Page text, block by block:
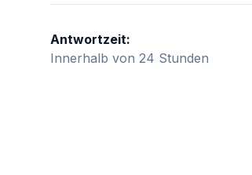
Antwortzeit:
Innerhalb von 24 Stunden